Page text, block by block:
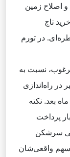
و اصلاح زمین
تاج
در تورم
نسبت به
راه‌اندازی
بعد. نکته
پرداخت
سرشکن
واقعی‌شان